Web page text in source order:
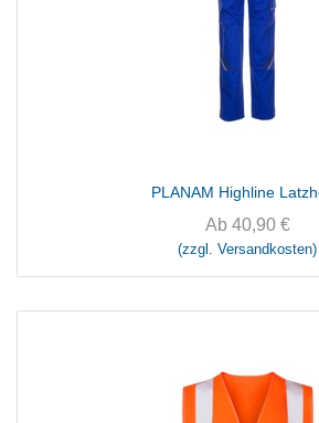
PLANAM Highline
Ab 40,90€
(zzgl. Versandkosten)